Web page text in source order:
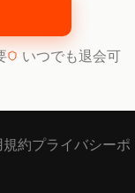
いつでも退会可
約プライバシーポ